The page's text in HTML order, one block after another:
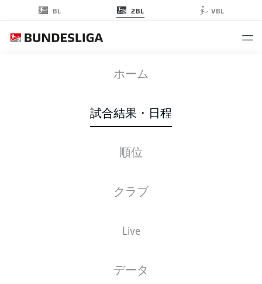
BL 2BL VBL
ホーム
試合結果・日程
順位
クラブ
Live
データ
SGF OSN
スターティングメンバー